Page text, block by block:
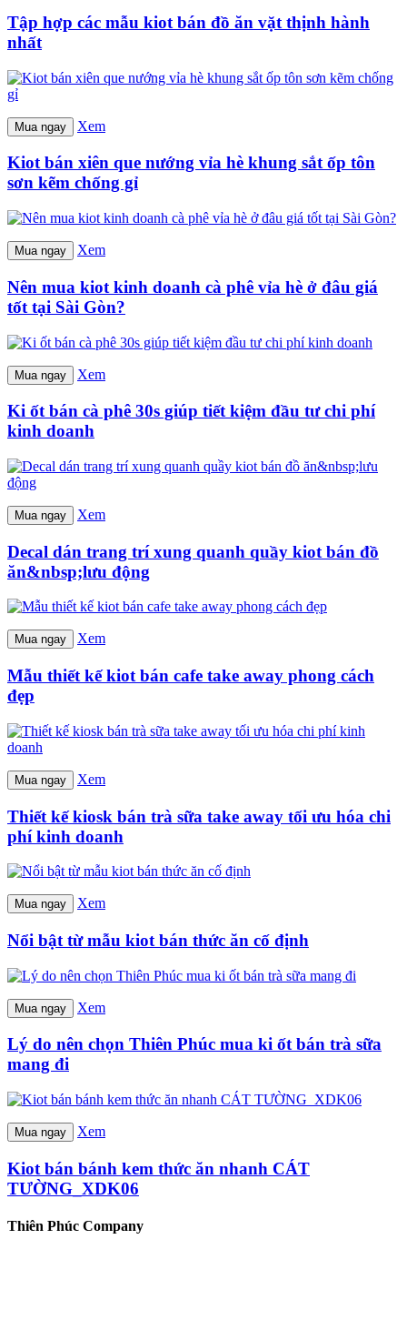
Tập hợp các mẫu kiot bán đồ ăn vặt thịnh hành
nhất
Mua ngay Xem
Kiot bán xiên que nướng vỉa hè khung sắt ốp tôn
sơn kẽm chống gỉ
Mua ngay Xem
Nên mua kiot kinh doanh cà phê vỉa hè ở đâu giá
tốt tại Sài Gòn?
Mua ngay Xem
Ki ốt bán cà phê 30s giúp tiết kiệm đầu tư chi phí
kinh doanh
Mua ngay Xem
Decal dán trang trí xung quanh quầy kiot bán đồ
ăn&nbsp;lưu động
Mua ngay Xem
Mẫu thiết kế kiot bán cafe take away phong cách
đẹp
Mua ngay Xem
Thiết kế kiosk bán trà sữa take away tối ưu hóa chi
phí kinh doanh
Mua ngay Xem
Nổi bật từ mẫu kiot bán thức ăn cố định
Mua ngay Xem
Lý do nên chọn Thiên Phúc mua ki ốt bán trà sữa
mang đi
Mua ngay Xem
Kiot bán bánh kem thức ăn nhanh CÁT
TƯỜNG_XDK06
Thiên Phúc Company